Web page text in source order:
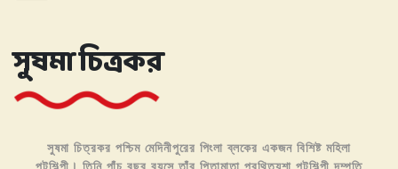
সুষমা চিত্রকর
সুষমা চিত্রকর পশ্চিম মেদিনীপুরের পিংলা ব্লকের একজন বিশিষ্ট মহিলা
পটশিল্পী। তিনি পাঁচ বছর বয়সে তাঁর পিতামাতা প্রথিতযশা পটশিল্পী দম্পতি